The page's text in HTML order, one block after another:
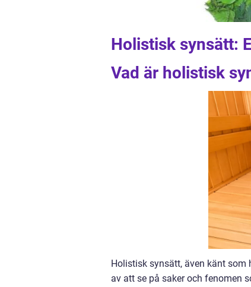
Holistisk synsätt:
Vad är holistisk
Holistisk synsätt, även känt som
av att se på saker och fenomen